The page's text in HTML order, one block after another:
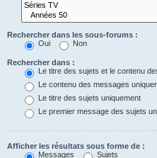
Rechercher dans les sous-forums :
Oui
Non
Rechercher dans :
Le titre des sujets et le contenu
Le contenu des messages
Le titre des sujets uniquement
Le premier message des sujets
Afficher les résultats sous forme de :
Messages
Sujets